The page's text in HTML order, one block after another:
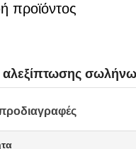
προϊόντος